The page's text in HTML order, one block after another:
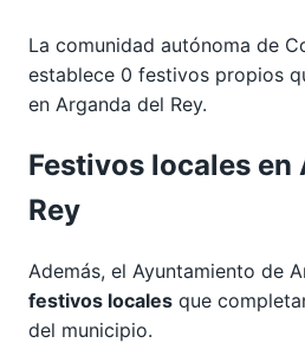
La comunidad autónoma de
establece 0 festivos propios
en Arganda del Rey.
Festivos locales en
Rey
Además, el Ayuntamiento de
festivos locales que
del municipio.